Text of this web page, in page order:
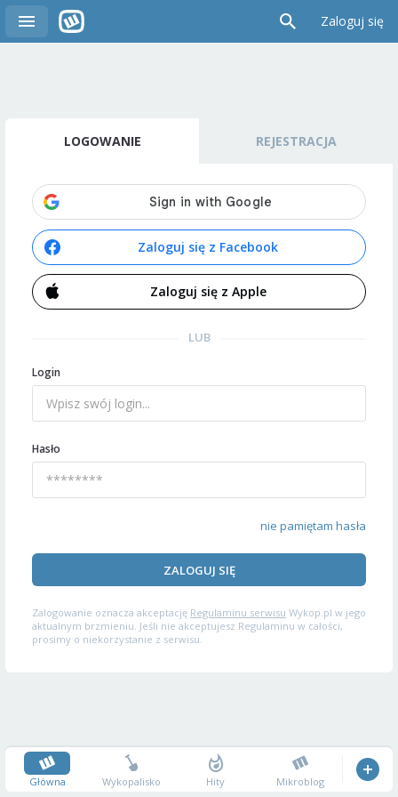
Zaloguj się
LOGOWANIE REJESTRACJA
Zaloguj się z Facebook
Zaloguj się z Apple
LUB
Login
Hasło
nie pamiętam hasła
ZALOGUJ SIĘ
Zalogowanie oznacza akceptację Regulaminu serwisu Wykop.pl w jego
aktualnym brzmieniu. Jeśli nie akceptujesz Regulaminu w całości,
prosimy o niekorzystanie z serwisu.
Główna Wykopalisko Hity Mikroblog